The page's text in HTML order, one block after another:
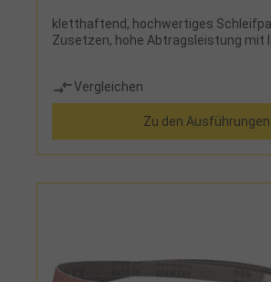
kletthaftend, hochwertiges
Zusetzen, hohe Abtragsleistung mit
Vergleichen
Zu den